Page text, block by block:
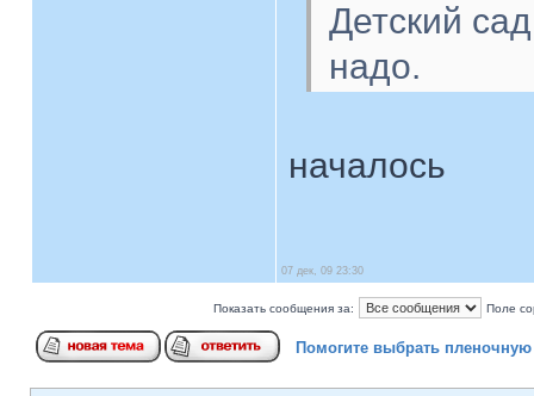
Детский
надо.
началось
07 дек, 09 23:30
Показать сообщения за: Поле
Помогите выбрать